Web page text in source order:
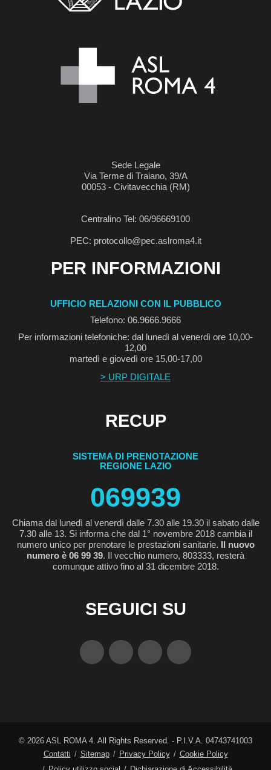
Sede Legale
Via Terme di Traiano, 39/A
00053 - Civitavecchia (RM)
Centralino Tel: 06/96669100
PEC: protocollo@pec.aslroma4.it
PER INFORMAZIONI
UFFICIO RELAZIONI CON IL PUBBLICO
Telefono: 06.9666.9666
Per informazioni telefoniche: dal lunedì al venerdì ore 10,00-
12,00
martedì e giovedì ore 15,00-17,00
> URP DIGITALE
RECUP
SISTEMA DI PRENOTAZIONE
REGIONE LAZIO
069939
Chiama dal lunedì al venerdì dalle 7.30 alle 19.30 il sabato dalle
7.30 alle 13. Si informa che dal 1° novembre 2018 cambia il
numero unico per prenotare le prestazioni sanitarie. Il nuovo
numero è 06 99 39. Il vecchio numero, 803333, resterà
comunque attivo fino al 31 dicembre 2018.
SEGUICI SU
© 2026 ASL ROMA 4. All Rights Reserved. - P.I.V.A. 04743741003
Contatti
Sitemap Privacy Policy
Cookie Policy